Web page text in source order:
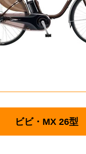
ビビ・MX 26型